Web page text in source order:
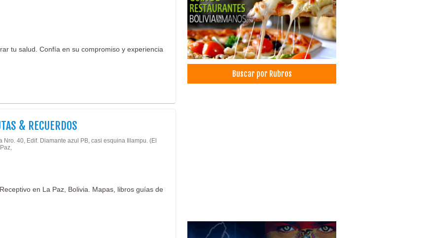
tu salud. Confía en su compromiso y experiencia
& RECUERDOS
Nro. 40, Edif. Diamante azul PB, casi esquina Illampu. (El
en La Paz, Bolivia. Mapas, libros guías de
Transporte Terrestre
Transporte de carga terrestre
Transporte Larga Distancia
Transporte aéreo de mercancías
Transportes
Agencias de Viajes y Turismo
Operadora de Turismo
Turismo Ecológico
Turismo Comunitario
Buscar por Rubros